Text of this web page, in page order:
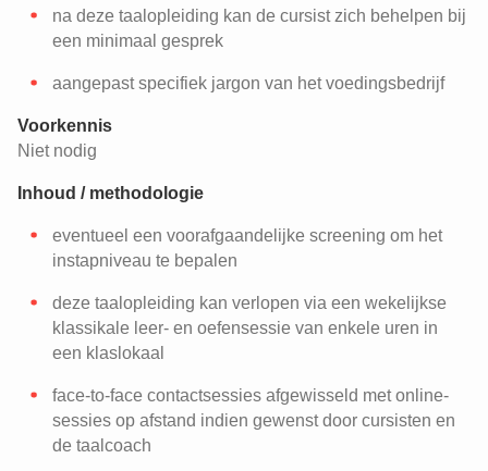
na deze taalopleiding kan de cursist zich behelpen bij
een minimaal gesprek
aangepast specifiek jargon van het voedingsbedrijf
Voorkennis
Niet nodig
Inhoud / methodologie
eventueel een voorafgaandelijke screening om het
instapniveau te bepalen
deze taalopleiding kan verlopen via een wekelijkse
klassikale leer- en oefensessie van enkele uren in
een klaslokaal
face-to-face contactsessies afgewisseld met online-
sessies op afstand indien gewenst door cursisten en
de taalcoach